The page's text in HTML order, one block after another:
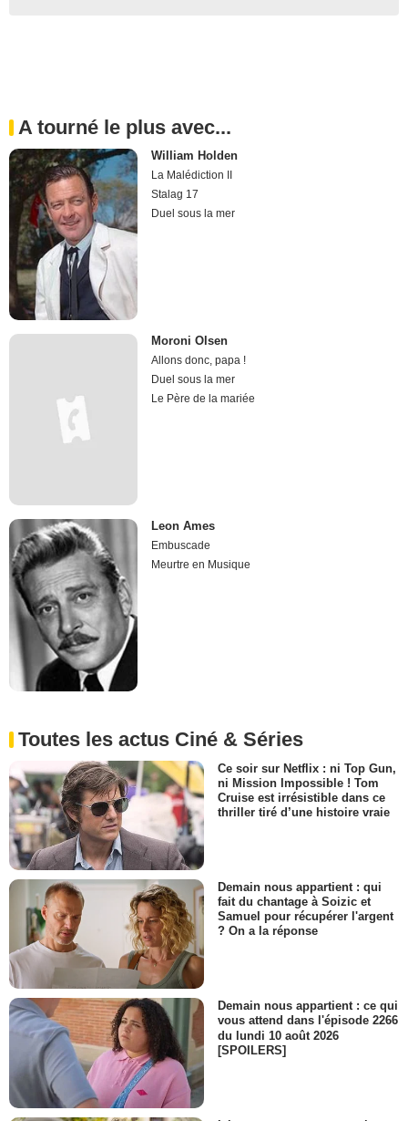
A tourné le plus avec...
William Holden
La Malédiction II
Stalag 17
Duel sous la mer
Moroni Olsen
Allons donc, papa !
Duel sous la mer
Le Père de la mariée
Leon Ames
Embuscade
Meurtre en Musique
Toutes les actus Ciné & Séries
Ce soir sur Netflix : ni Top Gun,
ni Mission Impossible ! Tom
Cruise est irrésistible dans ce
thriller tiré d’une histoire vraie
Demain nous appartient : qui
fait du chantage à Soizic et
Samuel pour récupérer l'argent
? On a la réponse
Demain nous appartient : ce qui
vous attend dans l'épisode 2266
du lundi 10 août 2026
[SPOILERS]